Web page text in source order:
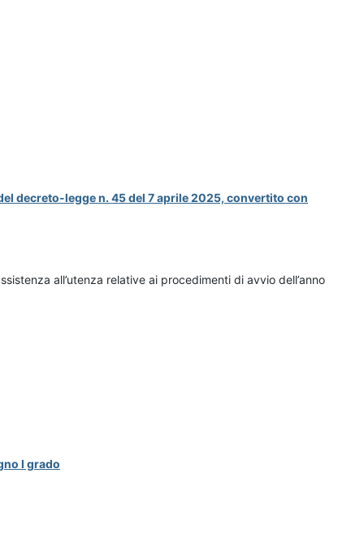
decreto-legge n. 45 del 7 aprile 2025, convertito con
all’utenza relative ai procedimenti di avvio dell’anno
I grado